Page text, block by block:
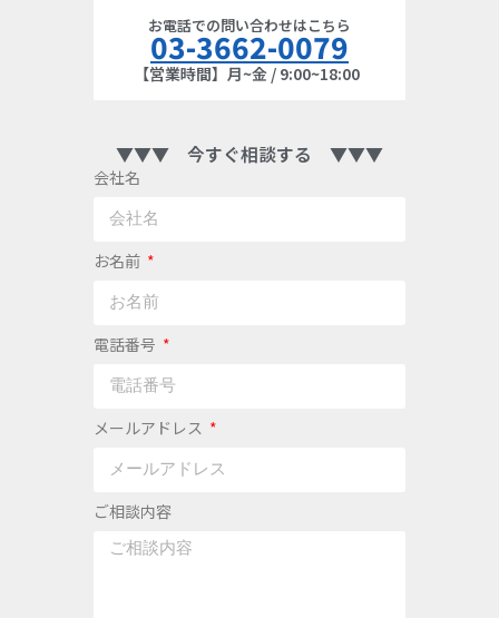
お電話での問い合わせはこちら
03-3662-0079
【営業時間】月~金 / 9:00~18:00
▼▼▼ 今すぐ相談する ▼▼▼
会社名
お名前
電話番号
メールアドレス
ご相談内容